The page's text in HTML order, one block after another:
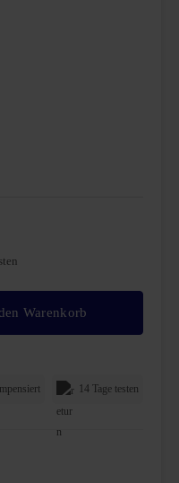
14 Tage testen
gewünschten
Warenkorb